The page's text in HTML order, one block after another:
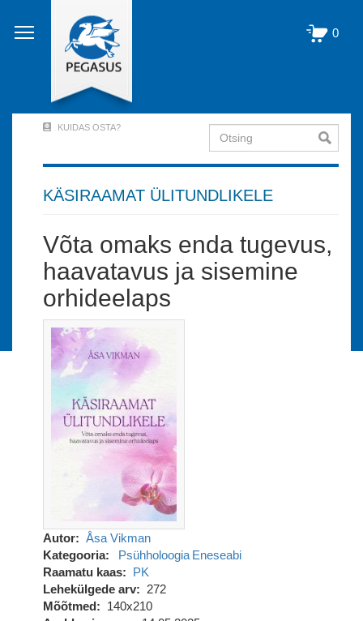
edasi
põhisisu
0
Account
Menu
out)
KUIDAS OSTA? Otsing
KÄSIRAAMAT ÜLITUNDLIKELE
Võta omaks enda tugevus,
haavatavus ja sisemine
orhideelaps
Autor
Åsa Vikman
Kategooria
Psühholoogia Eneseabi
Raamatu kaas
PK
Lehekülgede arv
272
Mõõtmed
140x210